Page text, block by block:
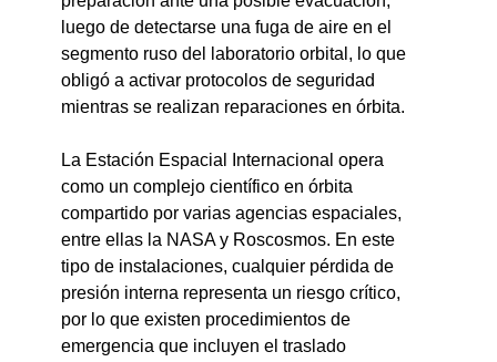
luego de detectarse una fuga de aire en el
segmento ruso del laboratorio orbital, lo que
obligó a activar protocolos de seguridad
mientras se realizan reparaciones en órbita.
La Estación Espacial Internacional opera
como un complejo científico en órbita
compartido por varias agencias espaciales,
entre ellas la NASA y Roscosmos. En este
tipo de instalaciones, cualquier pérdida de
presión interna representa un riesgo crítico,
por lo que existen procedimientos de
emergencia que incluyen el traslado